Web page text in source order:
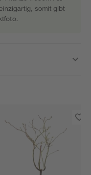
somit gibt